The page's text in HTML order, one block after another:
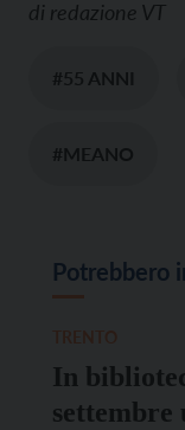
di redazione VT
#55 ANNI
#MEANO
Potrebbero
In
settembre